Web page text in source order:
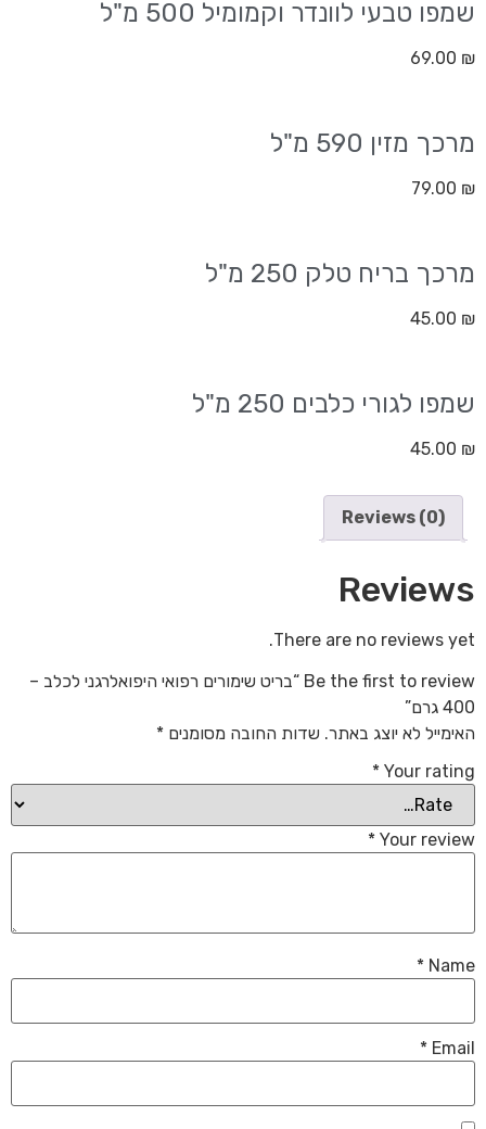
שמפו טבעי לוונדר וקמומיל 500 מ"ל
69.00 ₪
מרכך מזין 590 מ"ל
79.00 ₪
מרכך בריח טלק 250 מ"ל
45.00 ₪
שמפו לגורי כלבים 250 מ"ל
45.00 ₪
Reviews (0)
Reviews
There are no reviews yet.
Be the first to review “בריט שימורים רפואי היפואלרגני לכלב –
400 גרם”
האימייל לא יוצג באתר. שדות החובה מסומנים *
Your rating
*
Your review
*
Name
*
Email
*